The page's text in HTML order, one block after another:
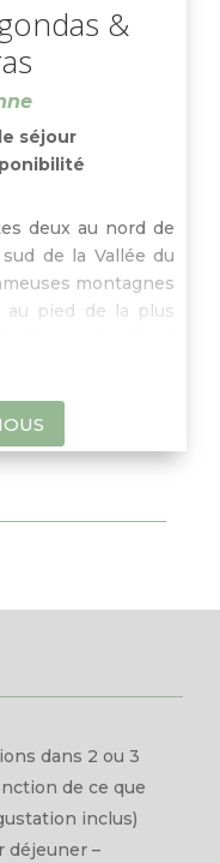
&
séjour
deux au nord de
de la Vallée du
montagnes
, au pied de la plus
dont les
sur un
et Mourvedre.
dans 2 ou 3
de ce que
inclus)
déjeuner –